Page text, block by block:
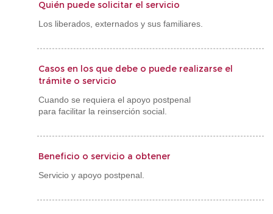
Quién puede solicitar el servicio
Los liberados, externados y sus familiares.
Casos en los que debe o puede realizarse el
trámite o servicio
Cuando se requiera el apoyo postpenal
para facilitar la reinserción social.
Beneficio o servicio a obtener
Servicio y apoyo postpenal.